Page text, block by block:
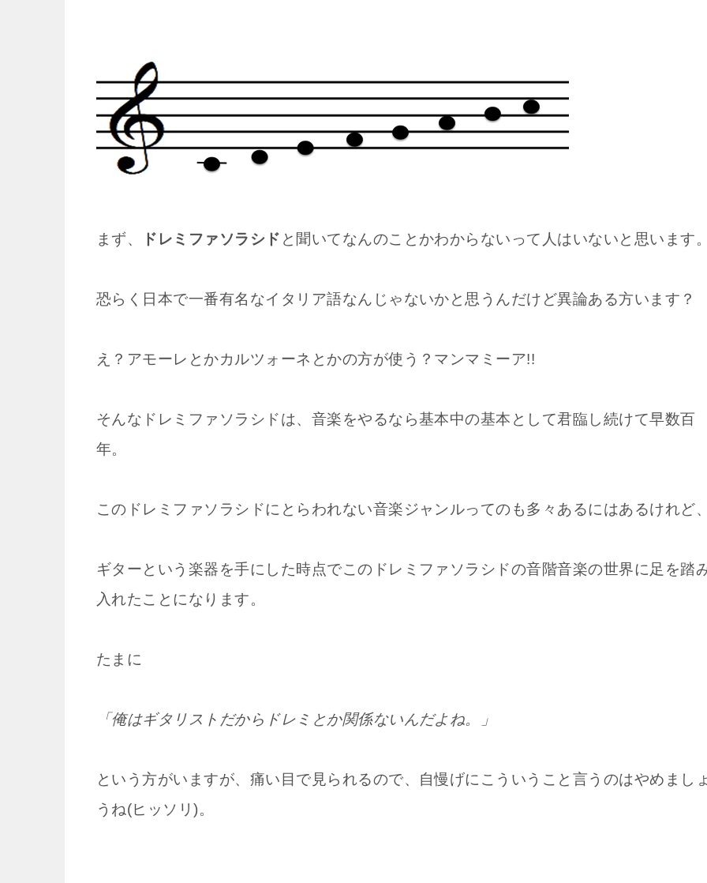
まず、 ドレミファソラシド と聞いてなんのことかわからないって人はいないと思います
恐らく日本で一番有名なイタリア語なんじゃないかと思うんだけど異論ある方います？
え？アモーレとかカルツォーネとかの方が使う？マンマミーア!!
そんなドレミファソラシドは、音楽をやるなら基本中の基本として君臨し続けて早数百
年。
このドレミファソラシドにとらわれない音楽ジャンルってのも多々あるにはあるけれど
ギターという楽器を手にした時点でこのドレミファソラシドの音階音楽の世界に足を踏
入れたことになります。
たまに
「俺はギタリストだからドレミとか関係ないんだよね。」
という方がいますが、痛い目で見られるので、自慢げにこういうこと言うのはやめまし
うね(ヒッソリ)。